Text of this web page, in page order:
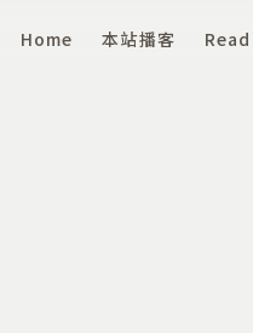
Home 本站播客 Read